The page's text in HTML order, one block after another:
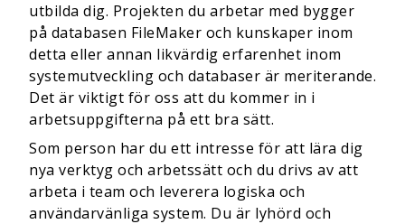
utbilda dig. Projekten du arbetar med bygger
på databasen FileMaker och kunskaper inom
detta eller annan likvärdig erfarenhet inom
systemutveckling och databaser är meriterande.
Det är viktigt för oss att du kommer in i
arbetsuppgifterna på ett bra sätt.
Som person har du ett intresse för att lära dig
nya verktyg och arbetssätt och du drivs av att
arbeta i team och leverera logiska och
användarvänliga system. Du är lyhörd och